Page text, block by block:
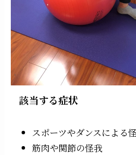
該当する症状
スポーツやダンスによる
筋肉や関節の怪我